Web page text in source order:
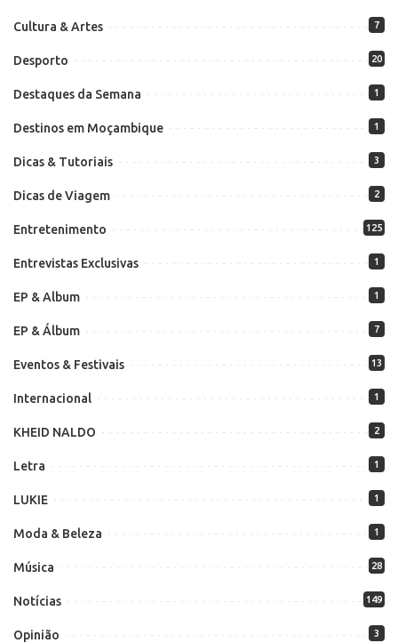
Cultura & Artes 7
Desporto 20
Destaques da Semana 1
Destinos em Moçambique 1
Dicas & Tutoriais 3
Dicas de Viagem 2
Entretenimento 125
Entrevistas Exclusivas 1
EP & Album 1
EP & Álbum 7
Eventos & Festivais 13
Internacional 1
KHEID NALDO 2
Letra 1
LUKIE 1
Moda & Beleza 1
Música 28
Notícias 149
Opinião 3